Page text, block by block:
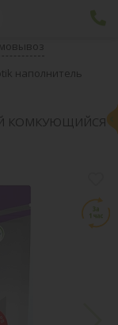
наполнитель
КОМКУЮЩИЙСЯ